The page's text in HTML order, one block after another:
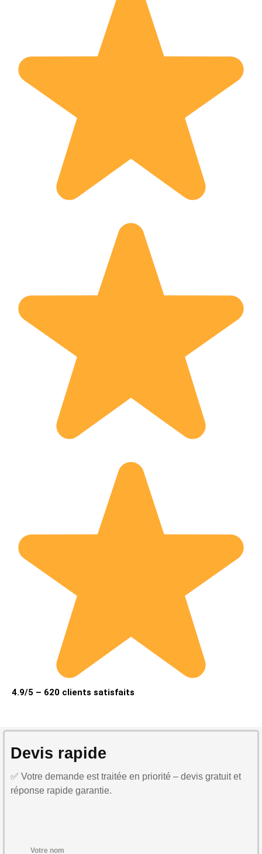
4.9/5 – 620 clients satisfaits
Devis rapide
✅ Votre demande est traitée en priorité – devis gratuit et
réponse rapide garantie.
Votre nom